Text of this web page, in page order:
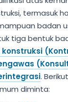
termasuk
badan
tiga bentuk
.
diminta: